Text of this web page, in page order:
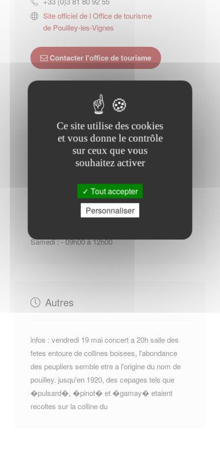
Site officiel de l Office de tourisme
de Pouilley-les-Vignes
Contacter l'office de tourisme
Horaires Mairie
Du Lundi au Mardi : - 08h00 à 12h15
Du Mercredi au Jeudi : - 08h00 à 12h15 - 13h00 à
Samedi : - 09h00 à 12h00
Autres
infos : vendredi 19 mai concert a 20h salle des
fetes entoure de collines boisees, l'abondance
des peupliers semble etre a l'origine du nom de
pouilley. jusqu'en 1920, des cepages tels que
�pulsard�, �pinot� et �gamay� etaient
recoltes sur la colline du
Ce site utilise des cookies
et vous donne le contrôle
sur ceux que vous
souhaitez activer
Tout accepter
Personnaliser